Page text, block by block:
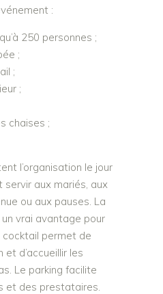
:
250 personnes ;
;
;
;
chaises ;
l’organisation le jour
servir aux mariés, aux
ou aux pauses. La
vrai avantage pour
cocktail permet de
d’accueillir les
Le parking facilite
et des prestataires.